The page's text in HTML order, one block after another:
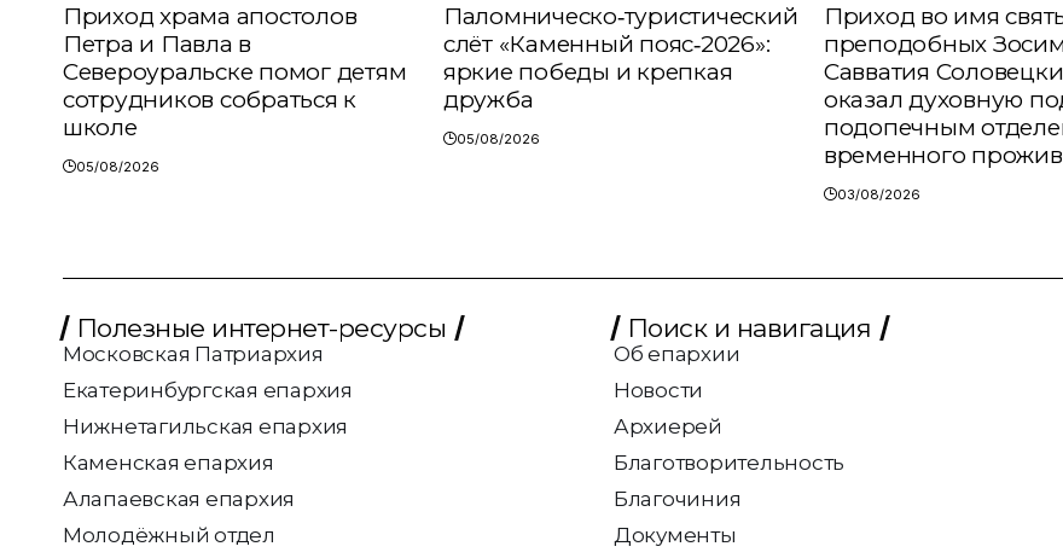
Приход храма апостолов
Петра и Павла в
Североуральске помог детям
сотрудников собраться к
школе
05/08/2026
Паломническо‑туристический
слёт «Каменный пояс‑2026»:
яркие победы и крепкая
дружба
05/08/2026
Приход во имя
преподобных
Савватия
оказал духовную
подопечным
временного
03/08/2026
Полезные интернет-ресурсы
Московская Патриархия
Екатеринбургская епархия
Нижнетагильская епархия
Каменская епархия
Алапаевская епархия
Молодёжный отдел
Поиск и навигация
Об епархии
Новости
Архиерей
Благотворительность
Благочиния
Документы